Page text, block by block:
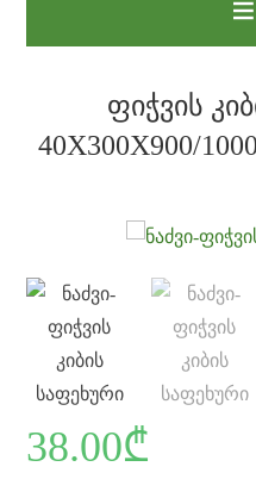
ᲤᲘᲭᲕᲘᲡ
40X300X900/
38.00₾